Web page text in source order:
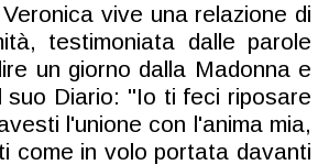
vive una relazione di
testimoniata dalle parole
un giorno dalla Madonna e
suo Diario: "Io ti feci riposare
l'unione con l'anima mia,
come in volo portata davanti